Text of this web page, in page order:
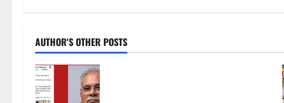
i
g
a
AUTHOR'S OTHER POSTS